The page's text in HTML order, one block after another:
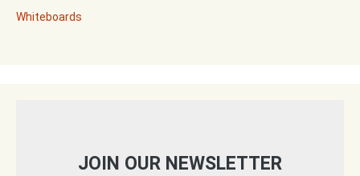
Whiteboards
JOIN OUR NEWSLETTER